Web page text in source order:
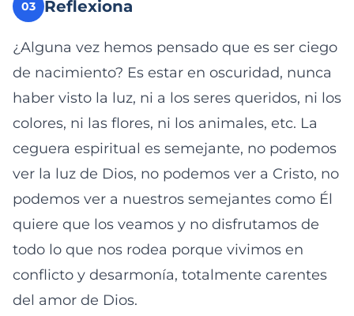
03 Reflexiona
¿Alguna vez hemos pensado que es ser ciego
de nacimiento? Es estar en oscuridad, nunca
haber visto la luz, ni a los seres queridos, ni los
colores, ni las flores, ni los animales, etc. La
ceguera espiritual es semejante, no podemos
ver la luz de Dios, no podemos ver a Cristo, no
podemos ver a nuestros semejantes como Él
quiere que los veamos y no disfrutamos de
todo lo que nos rodea porque vivimos en
conflicto y desarmonía, totalmente carentes
del amor de Dios.